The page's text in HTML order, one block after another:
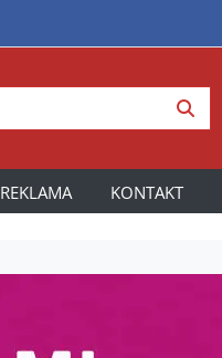
REKLAMA KONTAKT